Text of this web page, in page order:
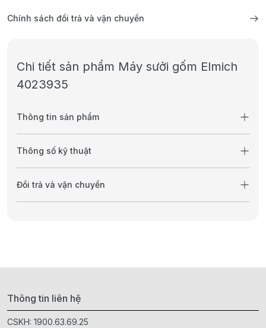
Chính sách đổi trả và vận chuyển
Chi tiết sản phẩm Máy sưởi gốm Elmich
4023935
Thông tin sản phẩm
Thông số kỹ thuật
Đổi trả và vận chuyển
Thông tin liên hệ
CSKH: 1900.63.69.25